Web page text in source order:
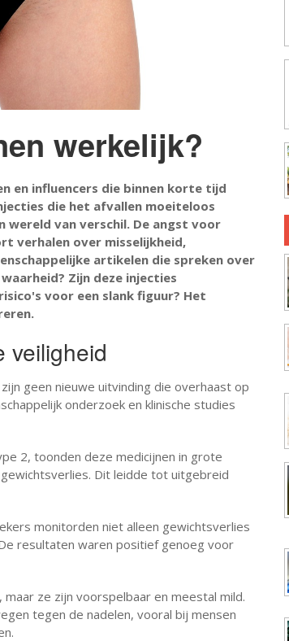
werkelijk?
en influencers die binnen korte tijd
die het afvallen moeiteloos
wereld van verschil. De angst voor
verhalen over misselijkheid,
artikelen die spreken over
Zijn deze injecties
voor een slank figuur? Het
veiligheid
geen nieuwe uitvinding die overhaast op
onderzoek en klinische studies
2, toonden deze medicijnen in grote
Dit leidde tot uitgebreid
monitorden niet alleen gewichtsverlies
resultaten waren positief genoeg voor
ze zijn voorspelbaar en meestal mild.
tegen de nadelen, vooral bij mensen